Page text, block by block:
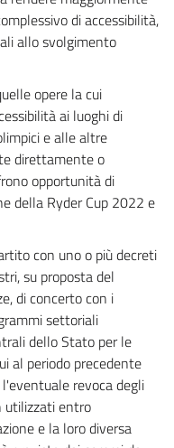
di accessibilità,
allo svolgimento
opere la cui
ai luoghi di
e alle altre
direttamente o
opportunità di
della Ryder Cup 2022 e
con uno o più decreti
su proposta del
di concerto con i
settoriali
dello Stato per le
al periodo precedente
revoca degli
utilizzati entro
e la loro diversa